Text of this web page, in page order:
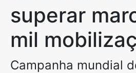
superar
mil
Campanha mundial